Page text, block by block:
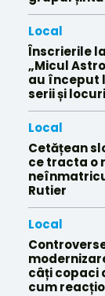
Local
Înscrierile
„Micul
au început
serii și
Local
Cetățean
ce tracta o
Rutier
Local
câți copaci
cum